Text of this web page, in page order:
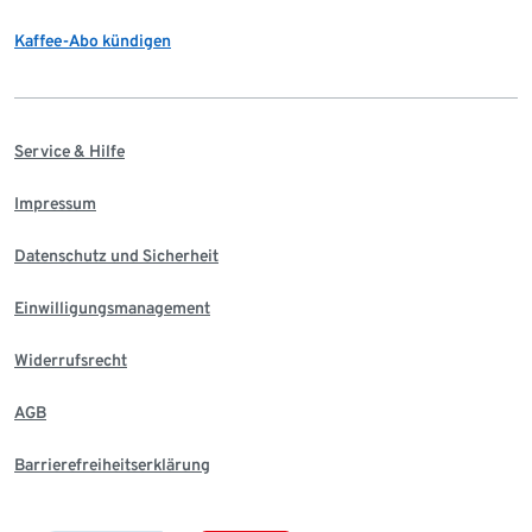
Kaffee-Abo kündigen
Service & Hilfe
Impressum
Datenschutz und Sicherheit
Einwilligungsmanagement
Widerrufsrecht
AGB
Barrierefreiheitserklärung